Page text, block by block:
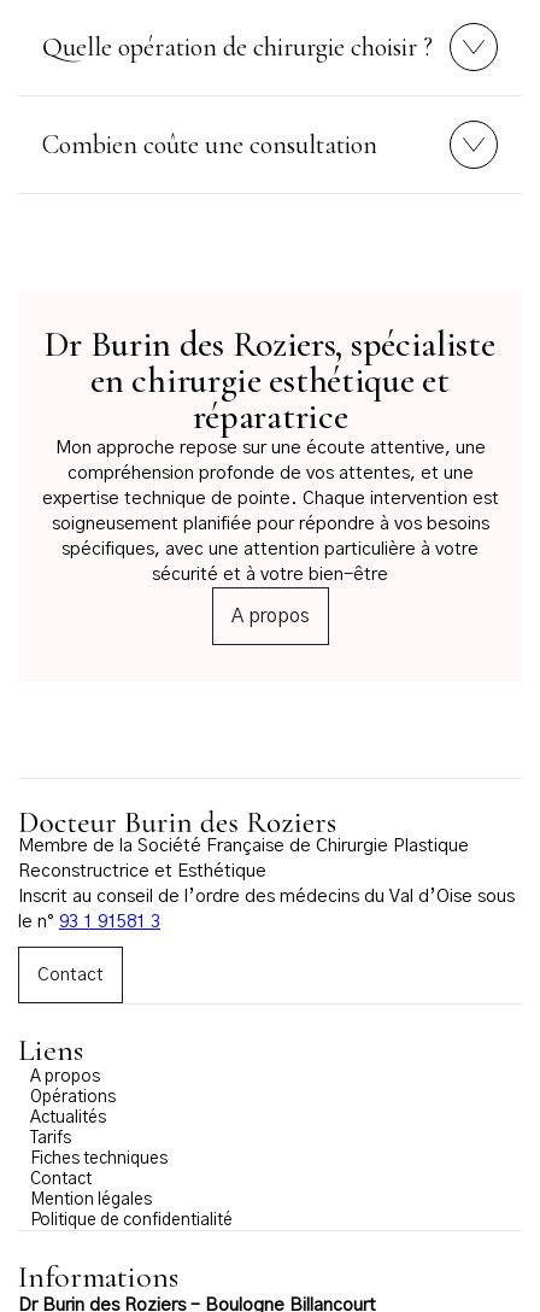
Quelle opération de chirurgie choisir ?
Combien coûte une consultation
Dr Burin des Roziers, spécialiste
en chirurgie esthétique et
réparatrice
Mon approche repose sur une écoute attentive, une
compréhension profonde de vos attentes, et une
expertise technique de pointe. Chaque intervention est
soigneusement planifiée pour répondre à vos besoins
spécifiques, avec une attention particulière à votre
sécurité et à votre bien-être
A propos
Membre de la Société Française de Chirurgie Plastique
Reconstructrice et Esthétique
Inscrit au conseil de l’ordre des médecins du Val d’Oise sous
le n° 93 1 91581 3
Contact
Liens
A propos
Opérations
Actualités
Tarifs
Fiches techniques
Contact
Mention légales
Politique de confidentialité
Informations
Dr Burin des Roziers – Boulogne Billancourt